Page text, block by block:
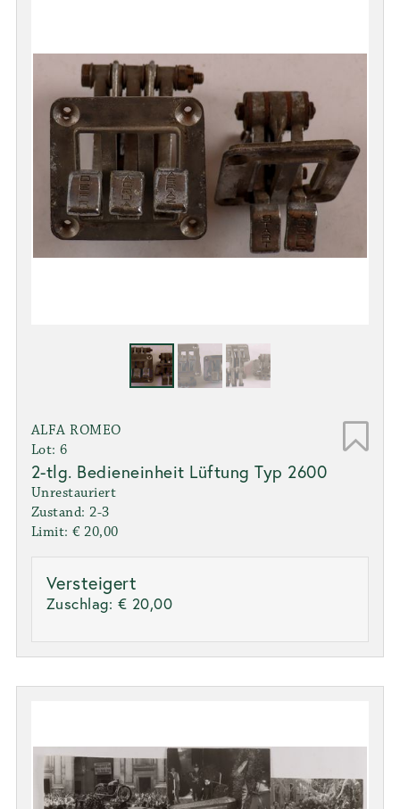
ALFA ROMEO
Lot: 6
2-tlg. Bedieneinheit Lüftung Typ 2600
Unrestauriert
Zustand: 2-3
Limit: € 20,00
Versteigert
Zuschlag: € 20,00